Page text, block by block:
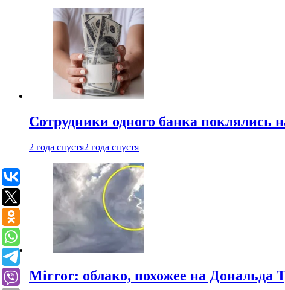
Сотрудники одного банка поклялись
2 года спустя2 года спустя
Mirror: облако, похожее на Дональда